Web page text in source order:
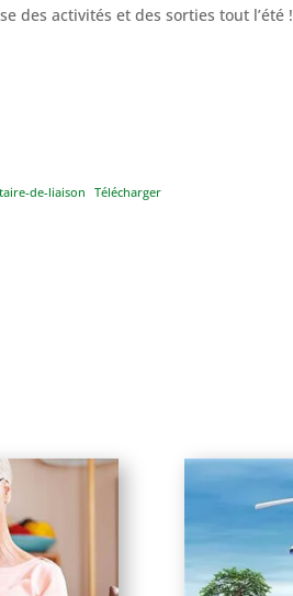
des activités et des sorties tout l’été !
de-liaison Télécharger